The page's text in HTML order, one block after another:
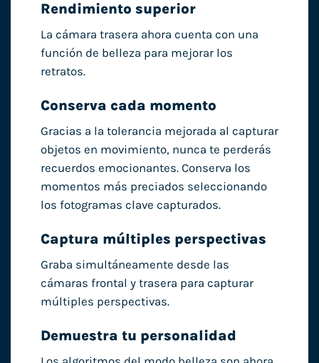
Rendimiento superior
La cámara trasera ahora cuenta con una
función de belleza para mejorar los
retratos.
Conserva cada momento
Gracias a la tolerancia mejorada al capturar
objetos en movimiento, nunca te perderás
recuerdos emocionantes. Conserva los
momentos más preciados seleccionando
los fotogramas clave capturados.
Captura múltiples perspectivas
Graba simultáneamente desde las
cámaras frontal y trasera para capturar
múltiples perspectivas.
Demuestra tu personalidad